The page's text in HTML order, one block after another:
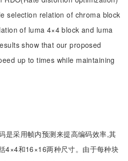
selection relation of chroma block
of luma 4×4 block and luma
show that our proposed
up to times while maintaining
是采用帧内预测来提高编码效率,其
4×4和16×16两种尺寸。由于每种块